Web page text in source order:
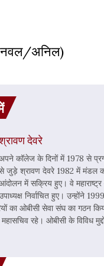
नवल/अनिल)
देवरे
कॉलेज के दिनों में 1978 से
जुड़े श्रावण देवरे 1982 में मंडल
में सक्रिय हुए। वे
निर्वाचित हुए। उन्होंने
का ओबीसी सेवा संघ का गठन
रहे। ओबीसी के विविध